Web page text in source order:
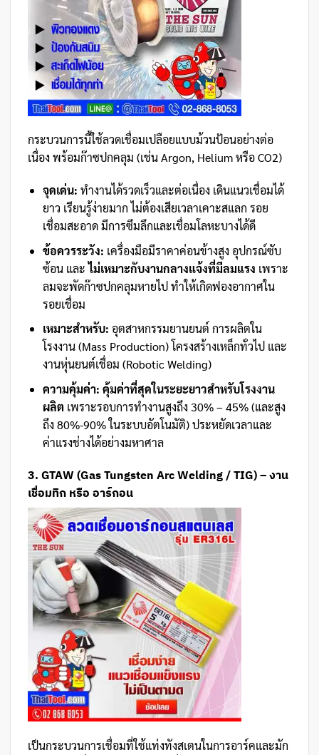
กระบวนการนี้ใช้ลวดเชื่อมเปลือยแบบม้วนป้อนอย่างต่อ
เนื่อง พร้อมก๊าซปกคลุม (เช่น Argon, Helium หรือ CO2)
จุดเด่น: ทำงานได้รวดเร็วและต่อเนื่อง เดินแนวเชื่อมได้
ยาว เรียนรู้ง่ายมาก ไม่ต้องเสียเวลาเคาะสแลก รอย
เชื่อมสะอาด มีการซึมลึกและเชื่อมโลหะบางได้ดี
ข้อควรระวัง: เครื่องมือมีราคาค่อนข้างสูง อุปกรณ์ซับ
ซ้อน และไม่เหมาะกับงานกลางแจ้งที่มีลมแรง เพราะ
ลมจะพัดก๊าซปกคลุมหายไป ทำให้เกิดฟองอากาศใน
รอยเชื่อม
เหมาะสำหรับ: อุตสาหกรรมยานยนต์ การผลิตใน
โรงงาน (Mass Production) โครงสร้างเหล็กทั่วไป และ
งานหุ่นยนต์เชื่อม (Robotic Welding)
ความคุ้มค่า: คุ้มค่าที่สุดในระยะยาวสำหรับโรงงาน
ผลิต เพราะรอบการทำงานสูงถึง 30% – 45% (และสูง
ถึง 80%-90% ในระบบอัตโนมัติ) ประหยัดเวลาและ
ค่าแรงช่างได้อย่างมหาศาล
3. GTAW (Gas Tungsten Arc Welding / TIG) – งาน
เชื่อมทิก หรือ อาร์กอน
เป็นกระบวนการเชื่อมที่ใช้แท่งทังสเตนในการอาร์คและมัก